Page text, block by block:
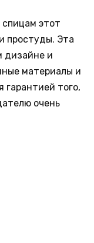
спицам этот
простуды. Эта
дизайне и
материалы и
гарантией того,
очень